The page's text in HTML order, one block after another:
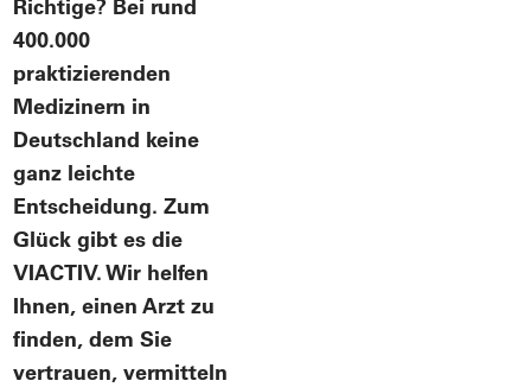
Richtige? Bei rund
400.000
praktizierenden
Medizinern in
Deutschland keine
ganz leichte
Entscheidung. Zum
Glück gibt es die
VIACTIV. Wir helfen
Ihnen, einen Arzt zu
finden, dem Sie
vertrauen, vermitteln